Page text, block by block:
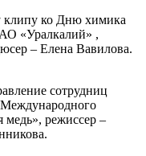
клипу ко Дню химика
«Уралкалий» ,
– Елена Вавилова.
сотрудниц
медь», режиссер –